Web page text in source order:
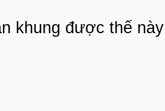
khung được thế này